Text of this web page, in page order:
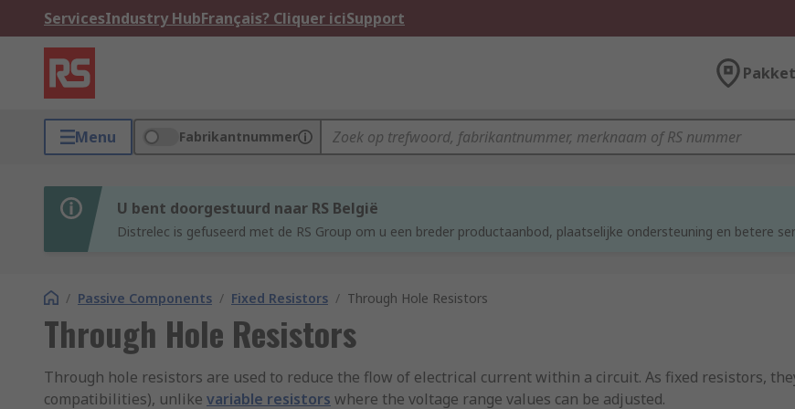
ServicesIndustry HubFrançais? Cliquer iciSupport
Menu Fabrikantnummer
U bent doorgestuurd naar RS België
Distrelec is gefuseerd met de RS Group om u een breder productaanbod, plaatselijke ondersteuning en betere
/ Passive Components / Fixed Resistors / Through Hole Resistors
Through Hole Resistors
Through hole resistors are used to reduce the flow of electrical current within a circuit. As fixed resistors,
compatibilities), unlike variable resistors where the voltage range values can be adjusted.